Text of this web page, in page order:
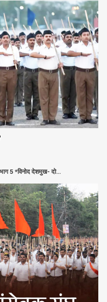
5 *विनोद देशमुख- दो…